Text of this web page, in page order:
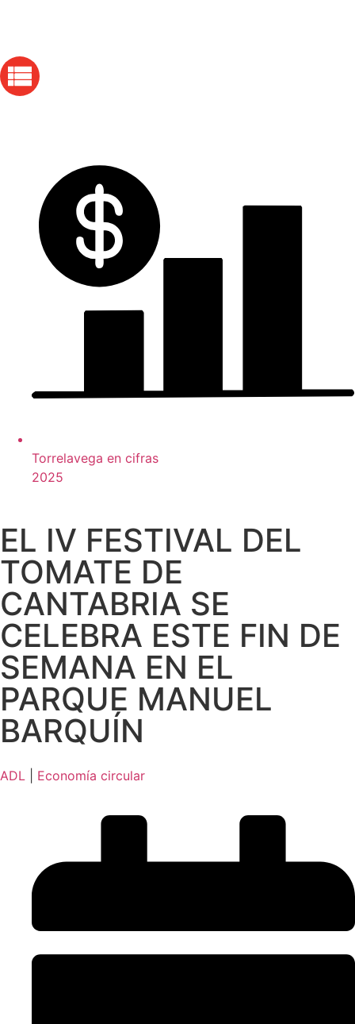
Torrelavega en cifras
2025
EL IV FESTIVAL DEL
TOMATE DE
CANTABRIA SE
CELEBRA ESTE FIN DE
SEMANA EN EL
PARQUE MANUEL
BARQUÍN
ADL Economía circular